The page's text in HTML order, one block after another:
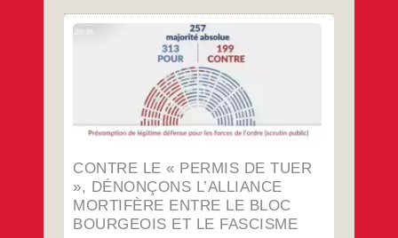
CONTRE LE « PERMIS DE TUER
», DÉNONÇONS L’ALLIANCE
MORTIFÈRE ENTRE LE BLOC
BOURGEOIS ET LE FASCISME
Le 7 juillet dernier, l’Assemblée nationale a
franchi un point de non-retour dans
l’escalade sécuritaire et autoritaire en
adoptant la proposition de loi instaurant une
« présomption d’usage légitime de l’arme »
pour les forces de l’ordre. En tant
qu’organisation juive, antiraciste,
anticolonialiste et antifasciste, l’UJFP
…
Contre
«
permis
de
tuer
»,
dénonçons